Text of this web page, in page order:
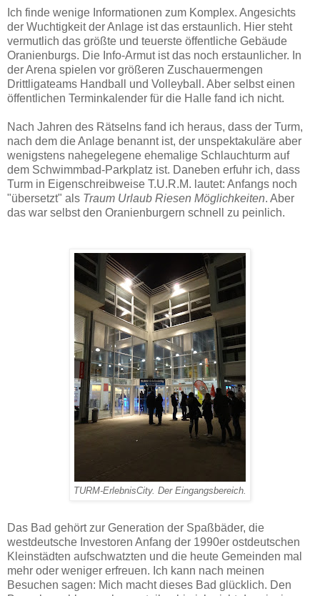
Ich finde wenige Informationen zum Komplex. Angesichts
der Wuchtigkeit der Anlage ist das erstaunlich. Hier steht
vermutlich das größte und teuerste öffentliche Gebäude
Oranienburgs. Die Info-Armut ist das noch erstaunlicher. In
der Arena spielen vor größeren Zuschauermengen
Drittligateams Handball und Volleyball. Aber selbst einen
öffentlichen Terminkalender für die Halle fand ich nicht.
Nach Jahren des Rätselns fand ich heraus, dass der Turm,
nach dem die Anlage benannt ist, der unspektakuläre aber
wenigstens nahegelegene ehemalige Schlauchturm auf
dem Schwimmbad-Parkplatz ist. Daneben erfuhr ich, dass
Turm in Eigenschreibweise T.U.R.M. lautet: Anfangs noch
"übersetzt" als Traum Urlaub Riesen Möglichkeiten. Aber
das war selbst den Oranienburgern schnell zu peinlich.
TURM-ErlebnisCity. Der Eingangsbereich.
Das Bad gehört zur Generation der Spaßbäder, die
westdeutsche Investoren Anfang der 1990er ostdeutschen
Kleinstädten aufschwatzten und die heute Gemeinden mal
mehr oder weniger erfreuen. Ich kann nach meinen
Besuchen sagen: Mich macht dieses Bad glücklich. Den